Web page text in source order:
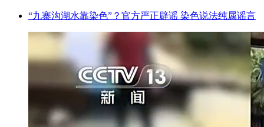
“九寨沟湖水靠染色”？官方严正辟谣 染色说法纯属谣言